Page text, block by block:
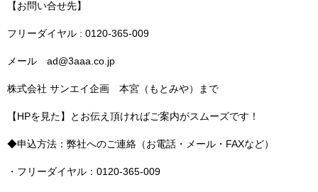
【お問い合せ先】
フリーダイヤル : 0120-365-009
メール ad@3aaa.co.jp
株式会社 サンエイ企画 本宮（もとみや）まで
【HPを見た】とお伝え頂ければご案内がスムーズです！
◆申込方法：弊社へのご連絡（お電話・メール・FAXなど）
・フリーダイヤル：0120-365-009